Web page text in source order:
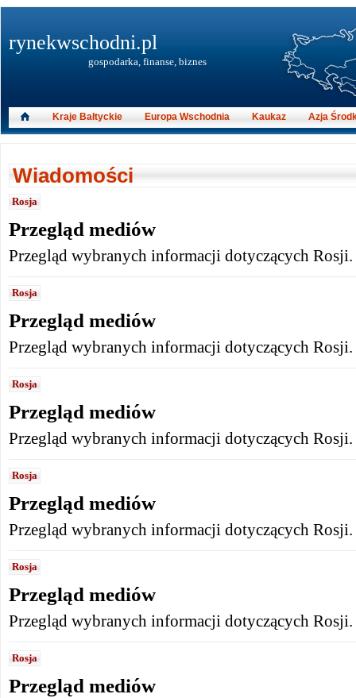
Wiadomości
Rosja
Przegląd mediów
Przegląd wybranych informacji dotyczących Rosji.
Rosja
Przegląd mediów
Przegląd wybranych informacji dotyczących Rosji.
Rosja
Przegląd mediów
Przegląd wybranych informacji dotyczących Rosji.
Rosja
Przegląd mediów
Przegląd wybranych informacji dotyczących Rosji.
Rosja
Przegląd mediów
Przegląd wybranych informacji dotyczących Rosji.
Rosja
Przegląd mediów
rynekwschodni.pl
gospodarka, finanse, biznes
Kraje Bałtyckie Europa Wschodnia Kaukaz Azja